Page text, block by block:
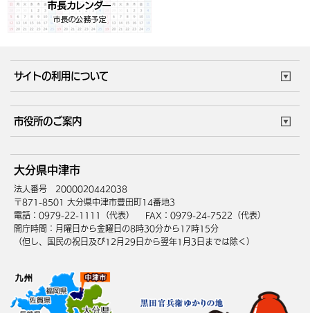
サイトの利用について
サイトマップ
市役所のご案内
庁舎地図 組織案内
中津市へのアクセス
大分県中津市
法人番号 2000020442038
〒871-8501 大分県中津市豊田町14番地3
電話：0979-22-1111（代表）
FAX：0979-24-7522（代表）
開庁時間：月曜日から金曜日の8時30分から17時15分
（但し、国民の祝日及び12月29日から翌年1月3日までは除く）